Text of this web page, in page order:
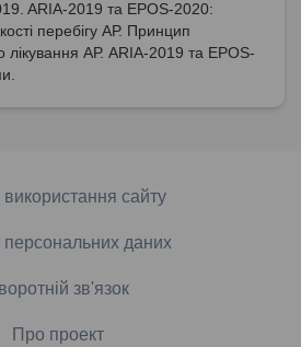
ARIA-2019 та EPOS-2020:
перебігу АР. Принцип
лікування АР. ARIA-2019 та EPOS-
сайту
персональних даних
зв'язок
Про проект